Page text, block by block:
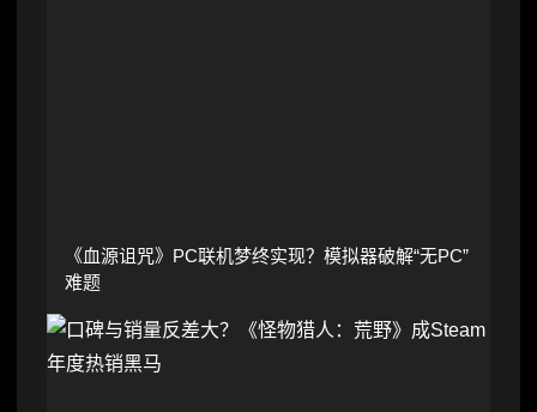
《血源诅咒》PC联机梦终实现？模拟器破解“无PC”
难题